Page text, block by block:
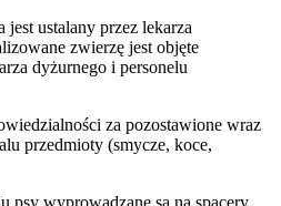
ustalany przez lekarza
zwierzę jest objęte
dyżurnego i personelu
za pozostawione wraz
przedmioty (smycze, koce,
psy wyprowadzane są na spacery